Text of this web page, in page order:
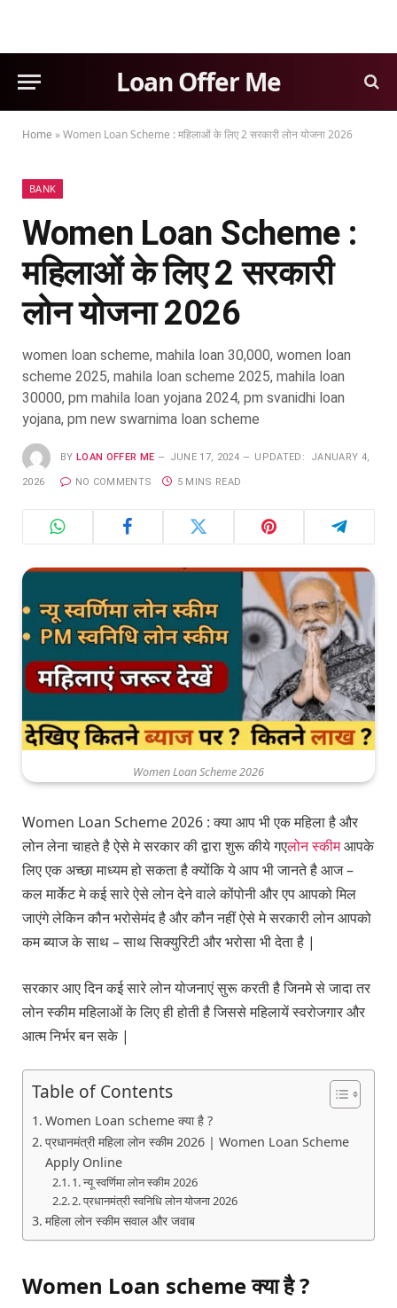
Loan Offer Me
Home »Women Loan Scheme : महिलाओं के लिए 2 सरकारी लोन योजना 2026
BANK
Women Loan Scheme :
महिलाओं के लिए 2 सरकारी
लोन योजना 2026
women loan scheme, mahila loan 30,000, women loan
scheme 2025, mahila loan scheme 2025, mahila loan
30000, pm mahila loan yojana 2024, pm svanidhi loan
yojana, pm new swarnima loan scheme
BY LOAN OFFER ME JUNE 17, 2024 UPDATED: JANUARY 4,
2026 NO COMMENTS 5 MINS READ
Women Loan Scheme 2026
Women Loan Scheme 2026 : क्या आप भी एक महिला है और
लोन लेना चाहते है ऐसे मे सरकार की द्वारा शुरू कीये गएलोन स्कीमआपके
लिए एक अच्छा माध्यम हो सकता है क्योंकि ये आप भी जानते है आज –
कल मार्केट मे कई सारे ऐसे लोन देने वाले कोंपोनी और एप आपको मिल
जाएंगे लेकिन कौन भरोसेमंद है और कौन नहीं ऐसे मे सरकारी लोन आपको
कम ब्याज के साथ – साथ सिक्युरिटी और भरोसा भी देता है |
सरकार आए दिन कई सारे लोन योजनाएं सुरू करती है जिनमे से जादा तर
लोन स्कीम महिलाओं के लिए ही होती है जिससे महिलायें स्वरोजगार और
आत्म निर्भर बन सके |
Table of Contents
Women Loan scheme क्या है ?
प्रधानमंत्री महिला लोन स्कीम 2026 | Women Loan Scheme
Apply Online
1. न्यू स्वर्णिमा लोन स्कीम 2026
2. प्रधानमंत्री स्वनिधि लोन योजना 2026
महिला लोन स्कीम सवाल और जवाब
Women Loan scheme क्या है ?